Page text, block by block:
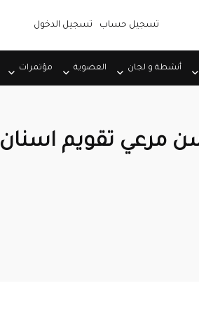
تسجيل حساب تسجيل الدخول
أنشطة و لجان العضوية مؤتمرات
مرعي تقويم اسنان